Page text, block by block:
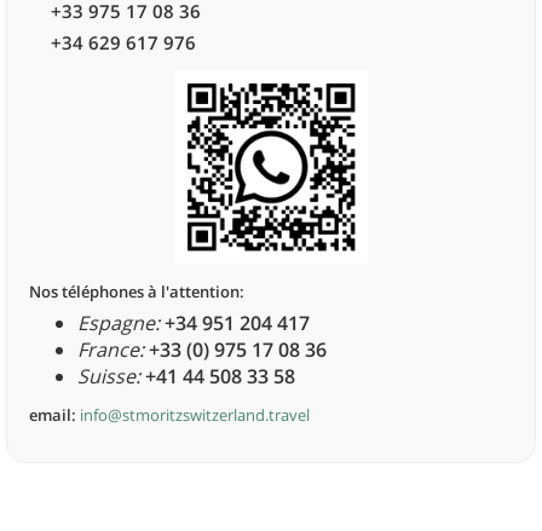
+33 975 17 08 36
+34 629 617 976
Nos téléphones à l'attention:
Espagne:+34 951 204 417
France:+33 (0) 975 17 08 36
Suisse:+41 44 508 33 58
email: info@stmoritzswitzerland.travel